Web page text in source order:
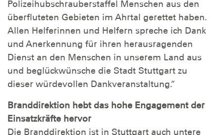
Polizeihubschrauberstaffel Menschen aus den
überfluteten Gebieten im Ahrtal gerettet haben.
Allen Helferinnen und Helfern spreche ich Dank
und Anerkennung für ihren herausragenden
Dienst an den Menschen in unserem Land aus
und beglückwünsche die Stadt Stuttgart zu
dieser würdevollen Dankveranstaltung.“
Branddirektion hebt das hohe Engagement der
Einsatzkräfte hervor
Die Branddirektion ist in Stuttgart auch untere